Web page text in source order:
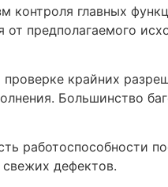
контроля главных
предполагаемого
крайних
Большинство
работоспособности
дефектов.